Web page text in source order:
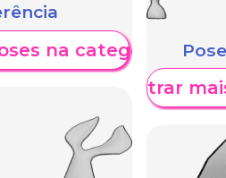
na categoria
Mostrar